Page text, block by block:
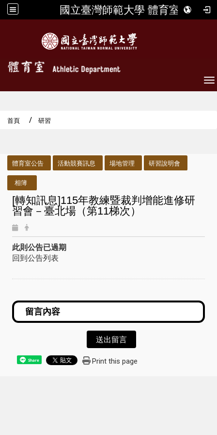
國立臺灣師範大學 體育室
首頁 研習
體育室公告 活動競賽訊息 場地管理 研習說明會
相簿
[轉知訊息]115年教練暨裁判增能進修研
習會－臺北場（第11梯次）
此則公告已過期
回到公告列表
送出留言
Share Print this page